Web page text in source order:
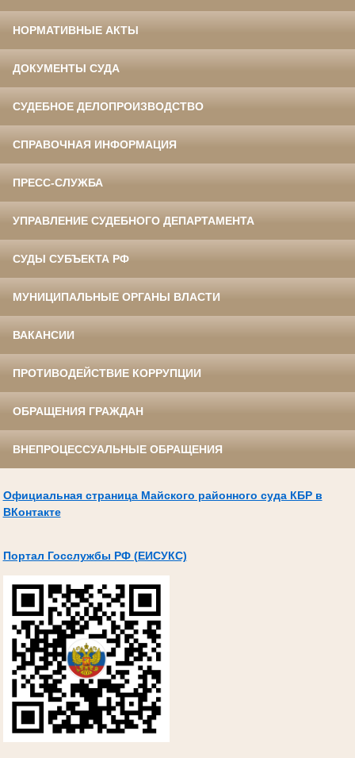
НОРМАТИВНЫЕ АКТЫ
ДОКУМЕНТЫ СУДА
СУДЕБНОЕ ДЕЛОПРОИЗВОДСТВО
СПРАВОЧНАЯ ИНФОРМАЦИЯ
ПРЕСС-СЛУЖБА
УПРАВЛЕНИЕ СУДЕБНОГО ДЕПАРТАМЕНТА
СУДЫ СУБЪЕКТА РФ
МУНИЦИПАЛЬНЫЕ ОРГАНЫ ВЛАСТИ
ВАКАНСИИ
ПРОТИВОДЕЙСТВИЕ КОРРУПЦИИ
ОБРАЩЕНИЯ ГРАЖДАН
ВНЕПРОЦЕССУАЛЬНЫЕ ОБРАЩЕНИЯ
Официальная страница Майского районного суда КБР в
ВКонтакте
Портал Госслужбы РФ (ЕИСУКС)